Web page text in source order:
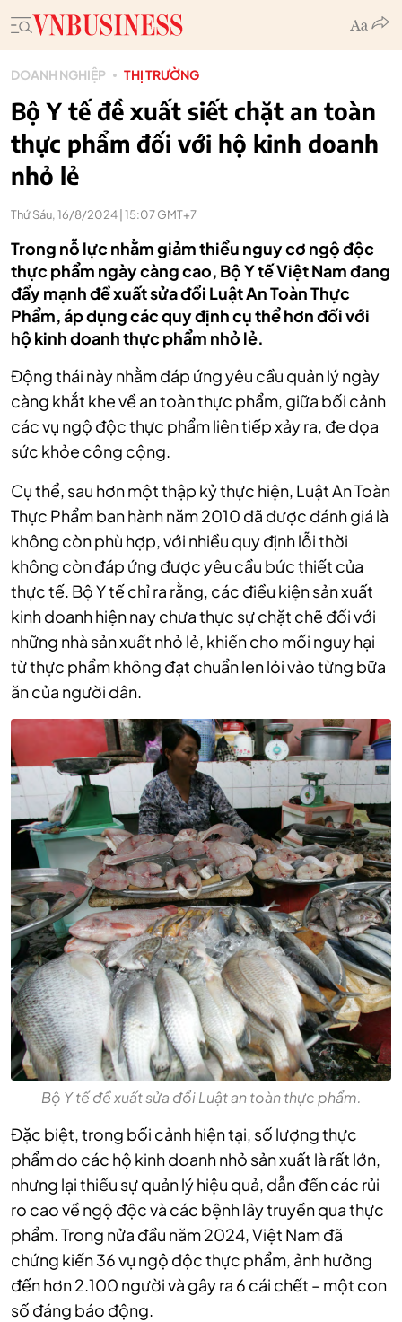
DOANH NGHIỆP THỊ TRƯỜNG
Bộ Y tế đề xuất siết chặt an toàn
thực phẩm đối với hộ kinh doanh
nhỏ lẻ
Thứ Sáu, 16/8/2024 | 15:07 GMT+7
Trong nỗ lực nhằm giảm thiểu nguy cơ ngộ độc
thực phẩm ngày càng cao, Bộ Y tế Việt Nam đang
đẩy mạnh đề xuất sửa đổi Luật An Toàn Thực
Phẩm, áp dụng các quy định cụ thể hơn đối với
hộ kinh doanh thực phẩm nhỏ lẻ.
Động thái này nhằm đáp ứng yêu cầu quản lý ngày
càng khắt khe về an toàn thực phẩm, giữa bối cảnh
các vụ ngộ độc thực phẩm liên tiếp xảy ra, đe dọa
sức khỏe công cộng.
Cụ thể, sau hơn một thập kỷ thực hiện, Luật An Toàn
Thực Phẩm ban hành năm 2010 đã được đánh giá là
không còn phù hợp, với nhiều quy định lỗi thời
không còn đáp ứng được yêu cầu bức thiết của
thực tế. Bộ Y tế chỉ ra rằng, các điều kiện sản xuất
kinh doanh hiện nay chưa thực sự chặt chẽ đối với
những nhà sản xuất nhỏ lẻ, khiến cho mối nguy hại
từ thực phẩm không đạt chuẩn len lỏi vào từng bữa
ăn của người dân.
Bộ Y tế đề xuất sửa đổi Luật an toàn thực phẩm.
Đặc biệt, trong bối cảnh hiện tại, số lượng thực
phẩm do các hộ kinh doanh nhỏ sản xuất là rất lớn,
nhưng lại thiếu sự quản lý hiệu quả, dẫn đến các rủi
ro cao về ngộ độc và các bệnh lây truyền qua thực
phẩm. Trong nửa đầu năm 2024, Việt Nam đã
chứng kiến 36 vụ ngộ độc thực phẩm, ảnh hưởng
đến hơn 2.100 người và gây ra 6 cái chết – một con
số đáng báo động.